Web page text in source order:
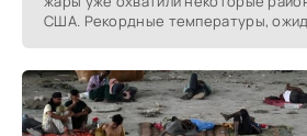
США. Рекордные температуры,